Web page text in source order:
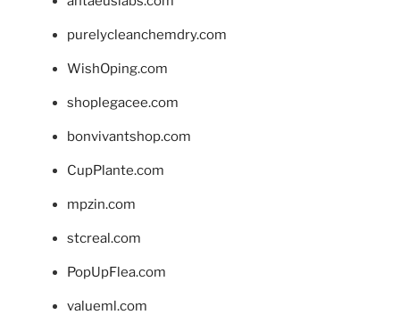
purelycleanchemdry.com
WishOping.com
shoplegacee.com
bonvivantshop.com
CupPlante.com
mpzin.com
stcreal.com
PopUpFlea.com
valueml.com